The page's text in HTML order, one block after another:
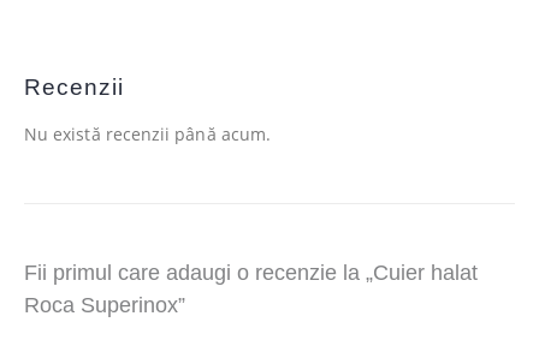
Recenzii
Nu există recenzii până acum.
Fii primul care adaugi o recenzie la „Cuier halat
Roca Superinox”